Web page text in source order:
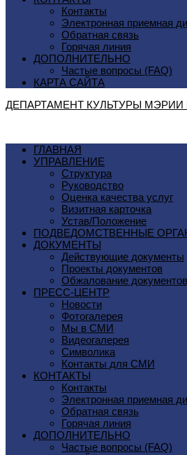
Контакты
Электронная приемная
Обратная связь
Горячая линия
ДОПОЛНИТЕЛЬНО
Частые вопросы (FAQ)
КАРТА САЙТА
ДЕПАРТАМЕНТ КУЛЬТУРЫ МЭРИИ
ГЛАВНАЯ
УПРАВЛЕНИЕ
Структура
Руководство
Оценка качества услуг
Визитная карточка
Устав/Положение
ПОДВЕДОМСТВЕННЫЕ
ДОКУМЕНТЫ
Действующие документы
Проекты документов
Обжалование
ПРЕСС-ЦЕНТР
Новости
Фотогалерея
Мы в СМИ
Видеогалерея
Символика
Контакты для СМИ
КОНТАКТЫ
Контакты
Электронная приемная
Обратная связь
Горячая линия
ДОПОЛНИТЕЛЬНО
Частые вопросы (FAQ)